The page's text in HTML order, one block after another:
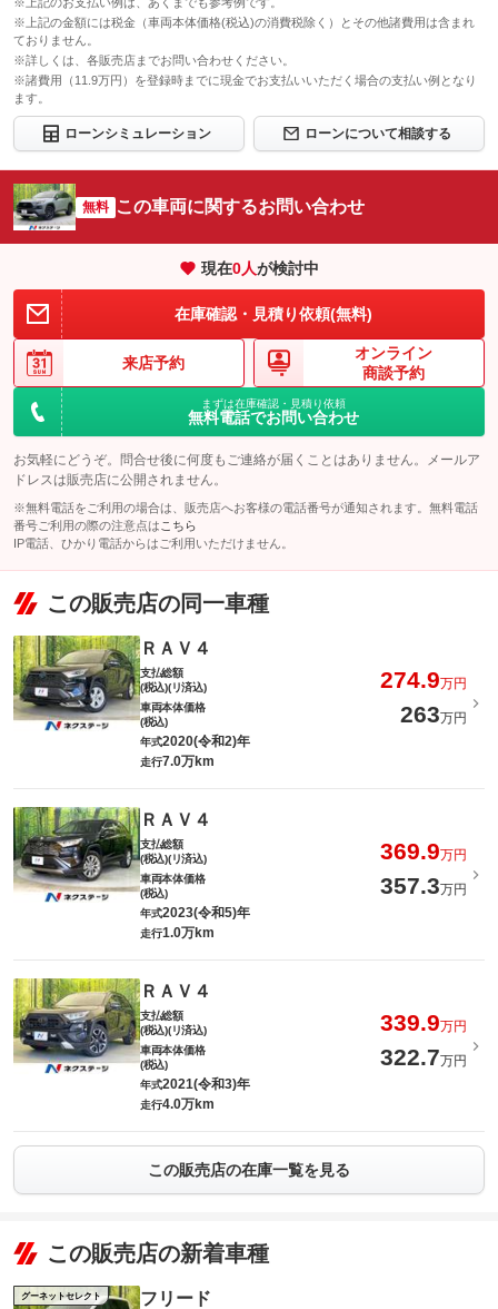
※上記の金額には税金（車両本体価格(税込)の消費税除く）とその他諸費用は含まれ
ておりません。
※詳しくは、各販売店までお問い合わせください。
※諸費用（11.9万円）を登録時までに現金でお支払いいただく場合の支払い例となり
ます。
ローンシミュレーション ローンについて相談する
無料 この車両に関するお問い合わせ
現在0人が検討中
在庫確認・見積り依頼(無料)
来店予約
オンライン
商談予約
まずは在庫確認・見積り依頼
無料電話でお問い合わせ
お気軽にどうぞ。問合せ後に何度もご連絡が届くことはありません。メールア
ドレスは販売店に公開されません。
※無料電話をご利用の場合は、販売店へお客様の電話番号が通知されます。無料電話
番号ご利用の際の注意点は こちら
IP電話、ひかり電話からはご利用いただけません。
この販売店の同一車種
ＲＡＶ４
支払総額
(税込)(リ済込)
274.9万円
車両本体価格
(税込)
263万円
年式2020(令和2)年
走行7.0万km
ＲＡＶ４
支払総額
(税込)(リ済込)
369.9万円
車両本体価格
(税込)
357.3万円
年式2023(令和5)年
走行1.0万km
ＲＡＶ４
支払総額
(税込)(リ済込)
339.9万円
車両本体価格
(税込)
322.7万円
年式2021(令和3)年
走行4.0万km
この販売店の在庫一覧を見る
この販売店の新着車種
グーネットセレクト フリード